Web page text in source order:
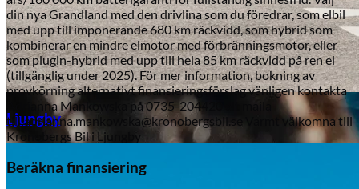
Aixiam
Ljungby
din nya Grandland med den drivlina som du föredrar, som elbil
med upp till imponerande 680 km räckvidd, som hybrid som
kombinerar en mindre elmotor med förbränningsmotor, eller
som plugin-hybrid med upp till hela 85 km räckvidd på ren el
(tillgänglig under 2025). För mer information, bokning av
provkörning alternativt finansieringsförslag vänligen kontakta
Adrianna Mankowska på 0735-204420 alt maila
till:adrianna.mankowska@kronobergsbil.se Varmt välkomna till
Kronobergs Bil i Ljungby
Beräkna finansiering